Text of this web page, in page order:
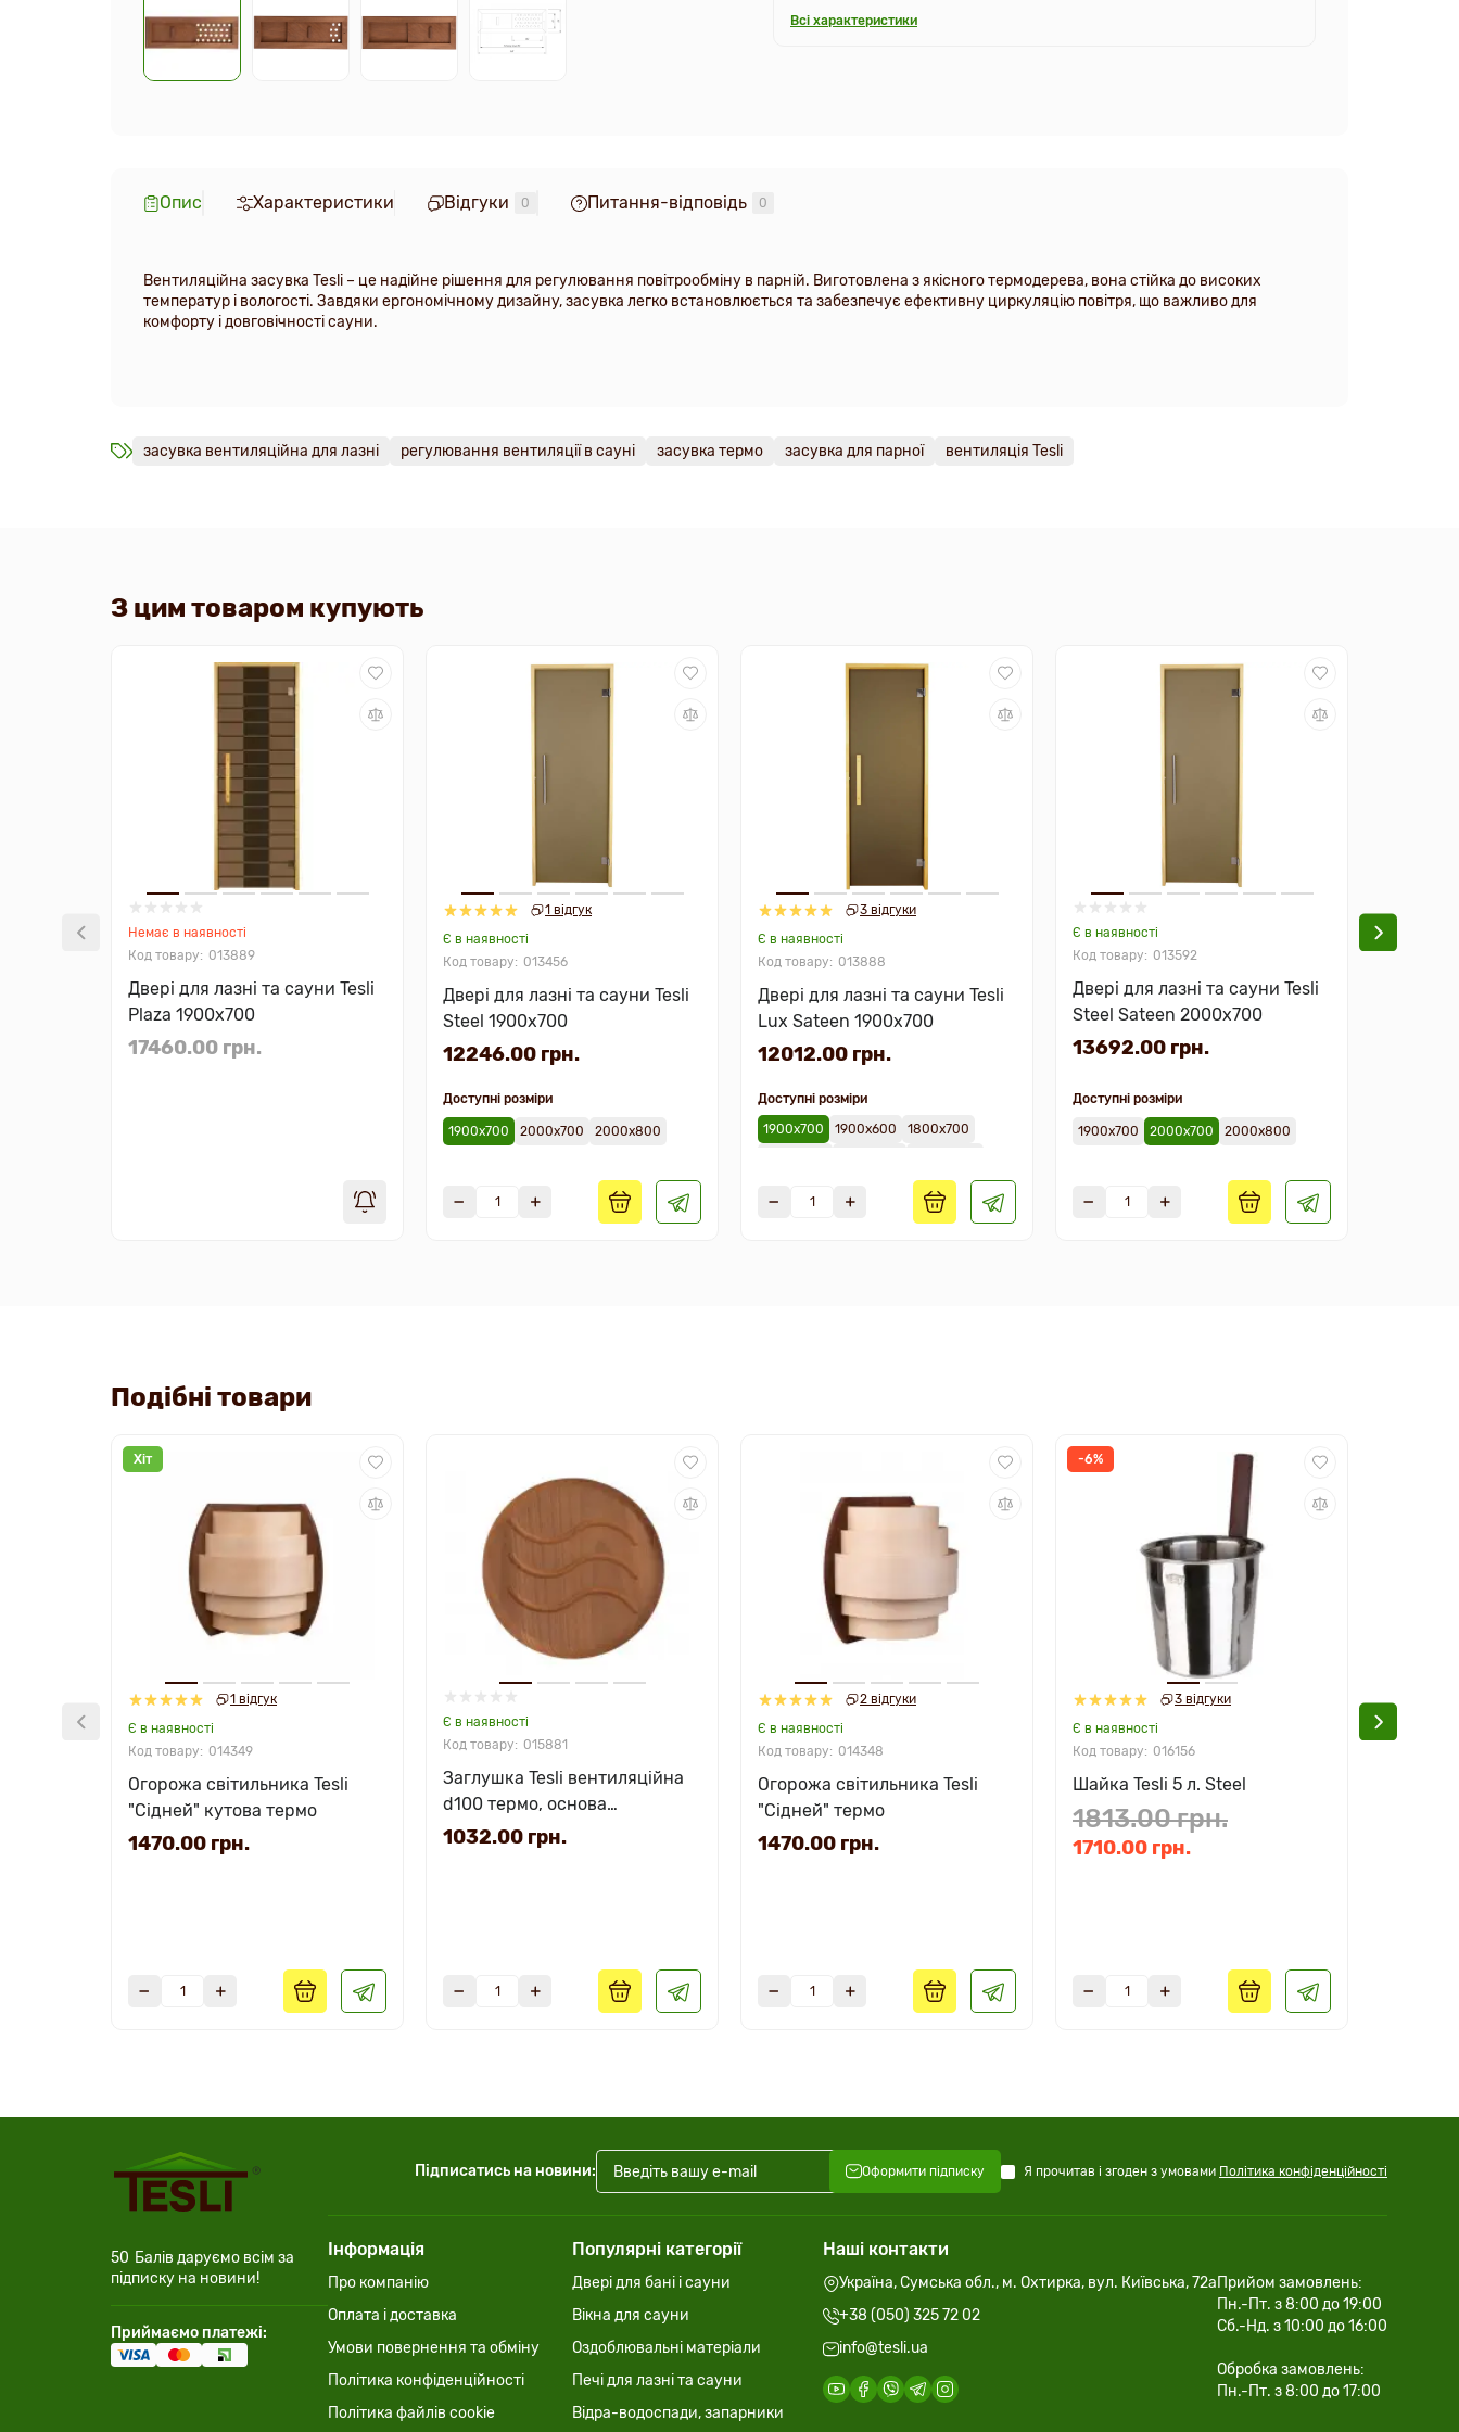
Всі характеристики
Опис Характеристики Відгуки 0 Питання-відповідь 0
Вентиляційна засувка Tesli – це надійне рішення для регулювання повітрообміну в парній. Виготовлена з якісного термодерева, вона стійка до високих
температур і вологості. Завдяки ергономічному дизайну, засувка легко встановлюється та забезпечує ефективну циркуляцію повітря, що важливо для
комфорту і довговічності сауни.
засувка вентиляційна для лазні регулювання вентиляції в сауні засувка термо засувка для парної вентиляція Tesli
З цим товаром купують
Немає в наявності
013889
Двері для лазні та сауни Tesli
Plaza 1900х700
17460.00 грн.
1 відгук
Є в наявності
013456
Двері для лазні та сауни Tesli
Steel 1900х700
12246.00 грн.
Доступні розміри
1900х700 2000х700 2000х800
3 відгуки
Є в наявності
013888
Двері для лазні та сауни Tesli
Lux Sateen 1900х700
12012.00 грн.
Доступні розміри
1900х700
1900х600
1800х700
Є в наявності
013592
Двері для лазні та сауни Tesli
Steel Sateen 2000х700
13692.00 грн.
Доступні розміри
1900х700 2000х700 2000х800
Подібні товари
Хіт
1 відгук
Є в наявності
014349
Огорожа світильника Tesli
"Сідней" кутова термо
1470.00 грн.
Є в наявності
015881
Заглушка Tesli вентиляційна
d100 термо, основа
нерж.сталь
1032.00 грн.
2 відгуки
Є в наявності
014348
Огорожа світильника Tesli
"Сідней" термо
1470.00 грн.
-6%
3 відгуки
Є в наявності
016156
Шайка Tesli 5 л. Steel
1813.00 грн.
1710.00 грн.
50 Балів даруємо всім за
підписку на новини!
Приймаємо платежі:
Підписатись на новини: Оформити підписку Я прочитав і згоден з умовами Політика конфіденційності
Інформація
Про компанію
Оплата і доставка
Умови повернення та обміну
Політика конфіденційності
Політика файлів cookie
Популярні категорії
Двері для бані і сауни
Вікна для сауни
Оздоблювальні матеріали
Печі для лазні та сауни
Відра-водоспади, запарники
Наші контакти
Україна, Сумська обл., м. Охтирка, вул. Київська, 72а
+38 (050) 325 72 02
info@tesli.ua
Прийом замовлень:
Пн.-Пт. з 8:00 до 19:00
Сб.-Нд. з 10:00 до 16:00
Обробка замовлень:
Пн.-Пт. з 8:00 до 17:00